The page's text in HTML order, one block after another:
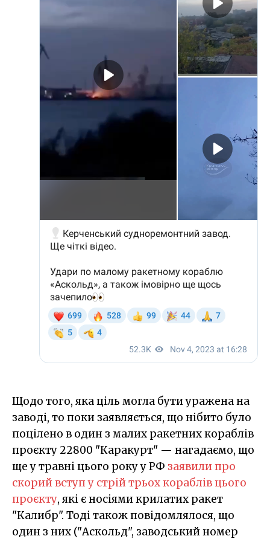
Щодо того, яка ціль могла бути уражена на
заводі, то поки заявляється, що нібито було
поцілено в один з малих ракетних кораблів
проєкту 22800 "Каракурт" — нагадаємо, що
ще у травні цього року у РФ заявили про
скорий вступ у стрій трьох кораблів цього
проєкту, які є носіями крилатих ракет
"Калибр". Тоді також повідомлялося, що
один з них ("Аскольд", заводський номер